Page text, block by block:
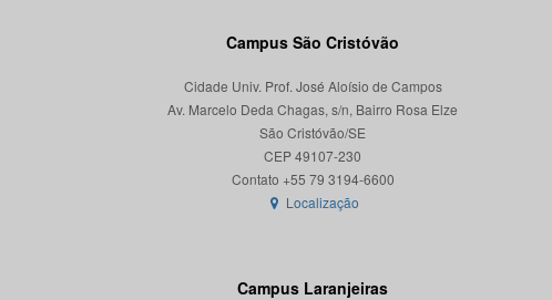
Campus São Cristóvão
Cidade Univ. Prof. José Aloísio de Campos
Av. Marcelo Deda Chagas, s/n, Bairro Rosa Elze
São Cristóvão/SE
CEP 49107-230
Localização
Campus Laranjeiras